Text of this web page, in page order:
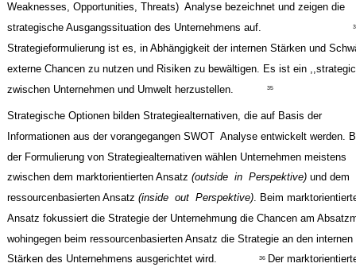
Weaknesses, Opportunities, Threats) ­ Analyse bezeichnet und zeigen die
strategische Ausgangssituation des Unternehmens auf.
Strategieformulierung ist es, in Abhängigkeit der internen Stärken und
externe Chancen zu nutzen und Risiken zu bewältigen. Es ist ein
zwischen Unternehmen und Umwelt herzustellen.
35
Strategische Optionen bilden Strategiealternativen, die auf Basis der
Informationen aus der vorangegangen SWOT ­ Analyse entwickelt werden.
der Formulierung von Strategiealternativen wählen Unternehmen meistens
zwischen dem marktorientierten Ansatz (outside ­ in ­ Perspektive)und dem
ressourcenbasierten Ansatz (inside ­ out ­ Perspektive). Beim
Ansatz fokussiert die Strategie der Unternehmung die Chancen am
wohingegen beim ressourcenbasierten Ansatz die Strategie an den internen
Stärken des Unternehmens ausgerichtet wird.
36 Der